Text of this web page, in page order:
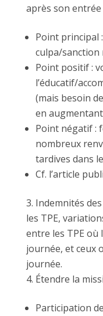
après son
Point principal
culpa/sanction
Point positif :
l’éducatif/
(mais besoin
en
Point négatif :
nombreux
tardives dans
Cf. l’article
Indemnités
les TPE,
entre les TPE où
journée, et ceux
journée.
Étendre la
Participation